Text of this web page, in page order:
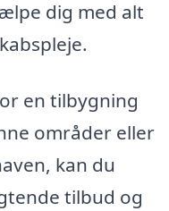
dig med alt
en tilbygning
områder eller
kan du
tilbud og